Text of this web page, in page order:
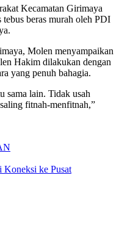
Kecamatan Girimaya
beras murah oleh PDI
Molen menyampaikan
Hakim dilakukan dengan
sama lain. Tidak usah
fitnah-menfitnah,”
ke Pusat